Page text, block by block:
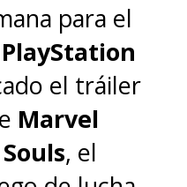
el MCU
(Game of
, la hija de
The
del MI6 y
para el
PlayStation
el tráiler
Marvel
, el